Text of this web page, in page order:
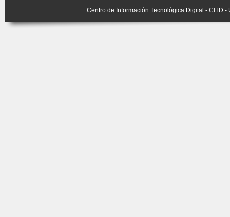
Centro de Información Tecnológica Digital - CITD